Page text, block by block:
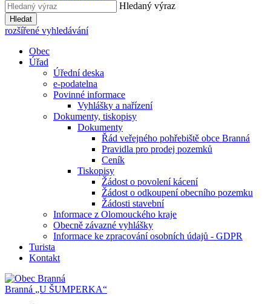
Hledaný výraz
Hledat
rozšířené vyhledávání
Obec
Úřad
Úřední deska
e-podatelna
Povinné informace
Vyhlášky a nařízení
Dokumenty, tiskopisy
Dokumenty
Řád veřejného pohřebiště obce Branná
Pravidla pro prodej pozemků
Ceník
Tiskopisy
Žádost o povolení kácení
Žádost o odkoupení obecního pozemku
Žádosti stavební
Informace z Olomouckého kraje
Obecně závazné vyhlášky
Informace ke zpracování osobních údajů - GDPR
Turista
Kontakt
Branná „U ŠUMPERKA“